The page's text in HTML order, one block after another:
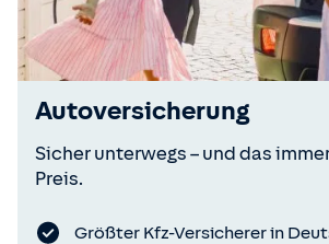
Autoversicherung
Sicher unterwegs – und das
Preis.
Größter Kfz-Versicherer in